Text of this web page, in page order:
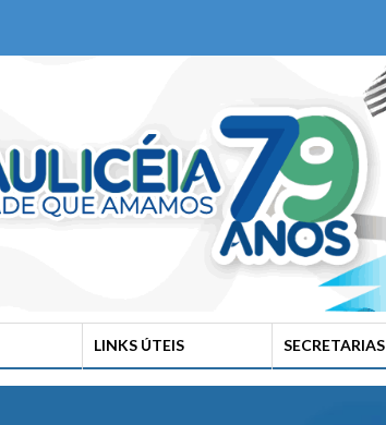
LINKS ÚTEIS SECRETARIAS